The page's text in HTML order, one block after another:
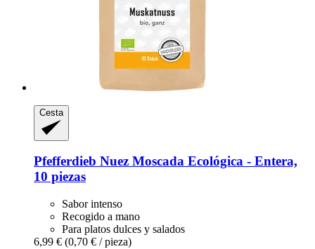
Cesta
Pfefferdieb Nuez Moscada Ecológica -​ Entera,
10 piezas
Sabor intenso
Recogido a mano
Para platos dulces y salados
6,99 € (0,70 € / pieza)